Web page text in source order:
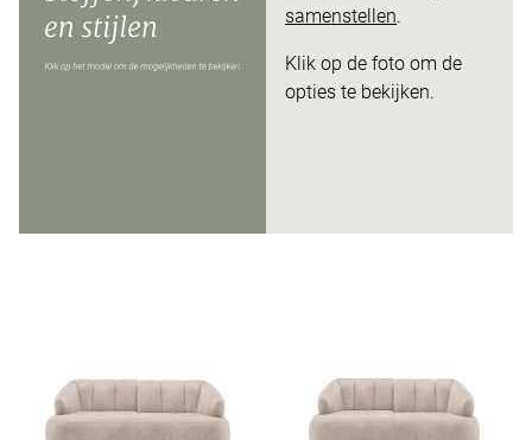
samenstellen.
Klik op de foto om de
opties te bekijken.